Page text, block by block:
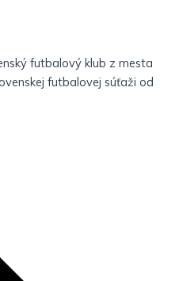
futbalový klub z mesta
futbalovej súťaži od